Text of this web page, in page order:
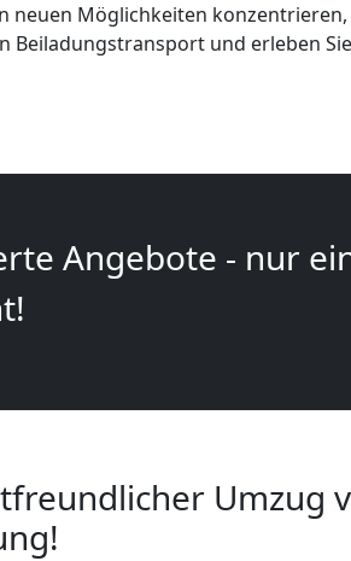
neuen Möglichkeiten
Beiladungstransport und erleben
Angebote - nur
Umzug